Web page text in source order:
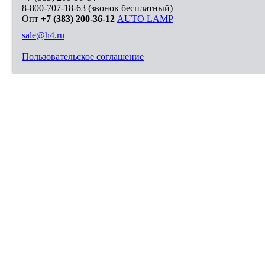
8-800-707-18-63 (звонок бесплатный)
Опт +7 (383) 200-36-12 AUTO LAMP
sale@h4.ru
Пользовательское соглашение